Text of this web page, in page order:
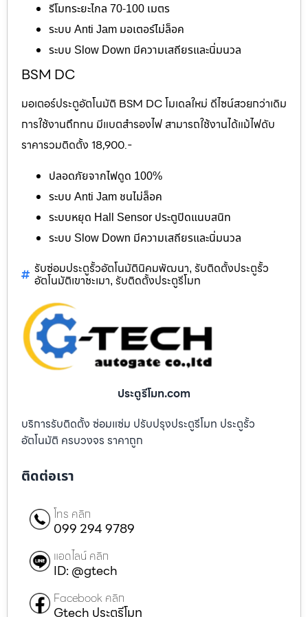
รีโมทระยะไกล 70-100 เมตร
ระบบ Anti Jam มอเตอร์ไม่ล็อค
ระบบ Slow Down มีความเสถียรและนิ่มนวล
BSM DC
มอเตอร์ประตูอัตโนมัติ BSM DC โมเดลใหม่ ดีไซน์สวยกว่าเดิม
การใช้งานถึกทน มีแบตสำรองไฟ สามารถใช้งานได้แม้ไฟดับ
ราคารวมติดตั้ง 18,900.-
ปลอดภัยจากไฟดูด 100%
ระบบ Anti Jam ชนไม่ล็อค
ระบบหยุด Hall Sensor ประตูปิดแนบสนิท
ระบบ Slow Down มีความเสถียรและนิ่มนวล
รับซ่อมประตูรั้วอัตโนมัตินิคมพัฒนา, รับติดตั้งประตูรั้ว
อัตโนมัติเขาชะเมา, รับติดตั้งประตูรีโมท
ประตูรีโมท.com
บริการรับติดตั้ง ซ่อมแซ่ม ปรับปรุงประตูรีโมท ประตูรั้ว
อัตโนมัติ ครบวงจร ราคาถูก
ติดต่อเรา
โทร คลิก
099 294 9789
แอดไลน์ คลิก
ID: @gtech
Facebook คลิก
Gtech ประตูรีโมท